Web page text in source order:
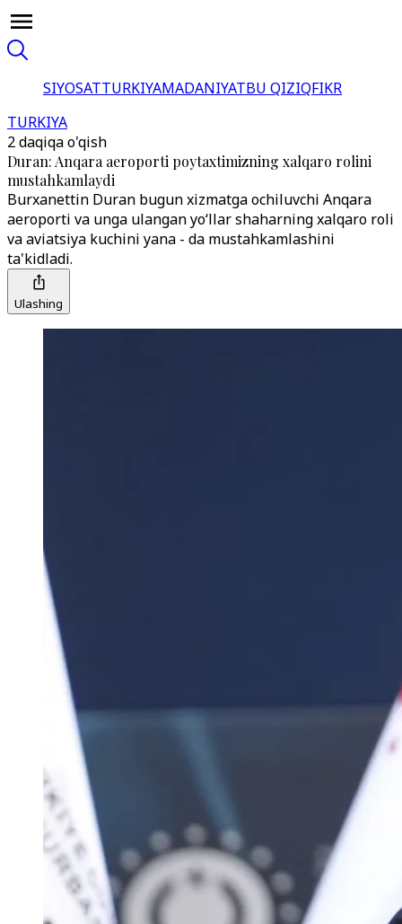
SIYOSATTURKIYAMADANIYATBU QIZIQFIKR
TURKIYA
2 daqiqa o'qish
Duran: Anqara aeroporti poytaxtimizning xalqaro rolini
mustahkamlaydi
Burxanettin Duran bugun xizmatga ochiluvchi Anqara
aeroporti va unga ulangan yo‘llar shaharning xalqaro roli
va aviatsiya kuchini yana - da mustahkamlashini
ta'kidladi.
Ulashing